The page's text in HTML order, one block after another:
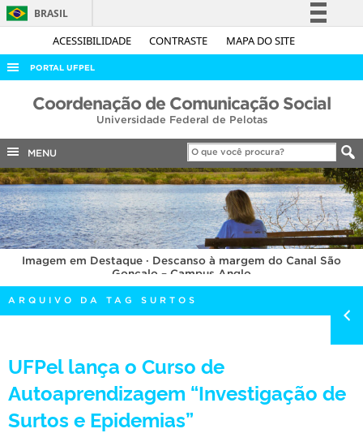
ACESSIBILIDADE CONTRASTE MAPA DO SITE
BRASIL
Simplifique!
Acesso à informação
Legislação
Canais
PORTAL UFPEL
ACESSO À INFORMAÇÃO
COBALTO
CONCURSOS
EDITAIS
INTERNACIONAL
OUVIDORIA
PORTARIAS
TELEFONES
Coordenação de Comunicação Social
Universidade Federal de Pelotas
MENU
Imagem em Destaque · Descanso à margem do Canal São
Gonçalo – Campus Anglo
ARQUIVO DA TAG SURTOS
UFPel lança o Curso de
Autoaprendizagem “Investigação de
Surtos e Epidemias”